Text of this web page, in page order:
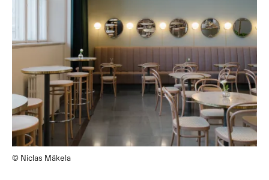
© Niclas Mäkela